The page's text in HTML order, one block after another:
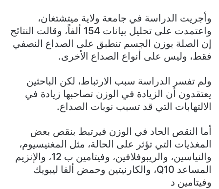
وأجريت الدراسة في جامعة ولاية ميتشتغان،
واعتمدت على تحليل بيانات 154 ألفاً، وقالت النتائج
إن الصلة بوزن الجسم تنطبق على الصداع النصفي
فقط، وليس على أنواع الصداع الأخرى.
ولم تفسر الدراسة سبب الارتباط، لكن الباحثين
يعتقدون أن الزيادة في الوزن تصاحبها زيادة في
الالتهابات التي قد تسبب نوبات الصداع.
أما النقص الحاد في الوزن فيرتبط بنقص بعض
المغذيات التي تؤثر على الحالة، مثل المغنيسيوم،
والنياسين، والريبوفلافين، وفيتامين ب 12، والإنزيم
المساعد Q10، والكارنيتين وحمض ألفا ليبويك
وفيتامين د